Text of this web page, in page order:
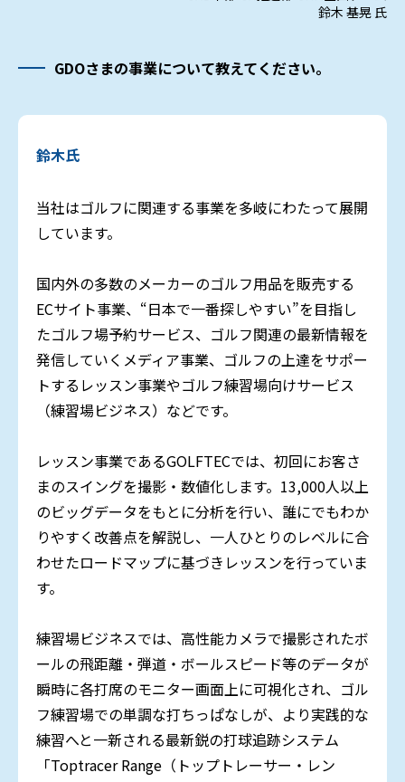
鈴木 基晃 氏
GDOさまの事業について教えてください。
鈴木氏
当社はゴルフに関連する事業を多岐にわたって展開
しています。
国内外の多数のメーカーのゴルフ用品を販売する
ECサイト事業、“日本で一番探しやすい”を目指し
たゴルフ場予約サービス、ゴルフ関連の最新情報を
発信していくメディア事業、ゴルフの上達をサポー
トするレッスン事業やゴルフ練習場向けサービス
（練習場ビジネス）などです。
レッスン事業であるGOLFTECでは、初回にお客さ
まのスイングを撮影・数値化します。13,000人以上
のビッグデータをもとに分析を行い、誰にでもわか
りやすく改善点を解説し、一人ひとりのレベルに合
わせたロードマップに基づきレッスンを行っていま
す。
練習場ビジネスでは、高性能カメラで撮影されたボ
ールの飛距離・弾道・ボールスピード等のデータが
瞬時に各打席のモニター画面上に可視化され、ゴル
フ練習場での単調な打ちっぱなしが、より実践的な
練習へと一新される最新鋭の打球追跡システム
「Toptracer Range（トップトレーサー・レン